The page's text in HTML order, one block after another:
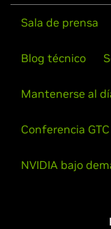
Sala de prensa
Blog técnico
Mantenerse al
Conferencia
NVIDIA bajo